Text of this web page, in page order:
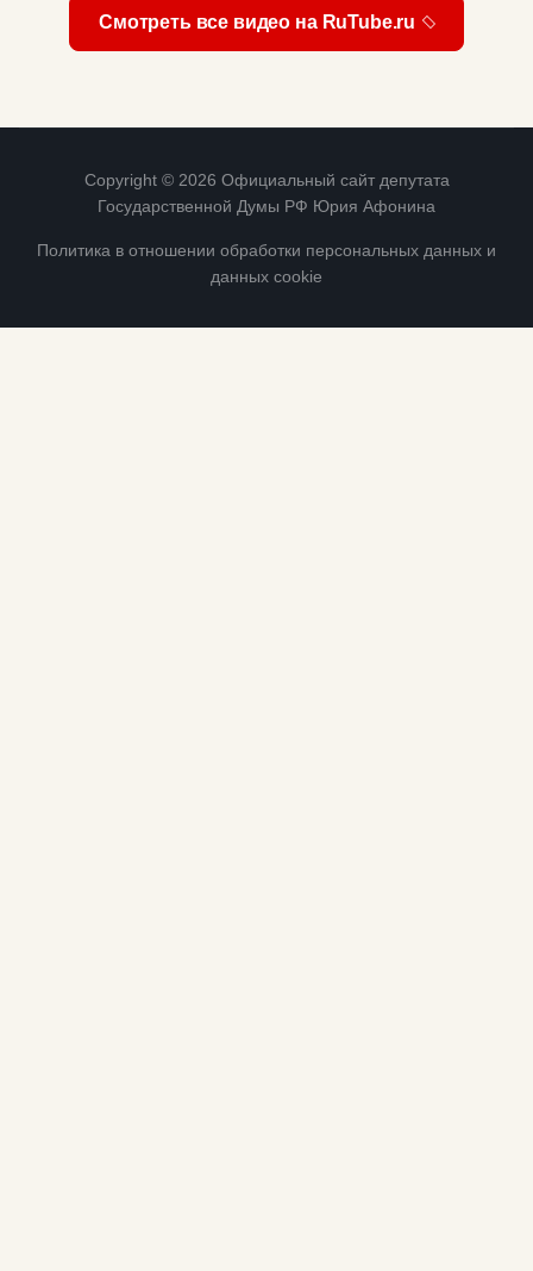
Смотреть все видео на RuTube.ru
Copyright © 2026 Официальный сайт депутата
Государственной Думы РФ Юрия Афонина
Политика в отношении обработки персональных данных и
данных cookie